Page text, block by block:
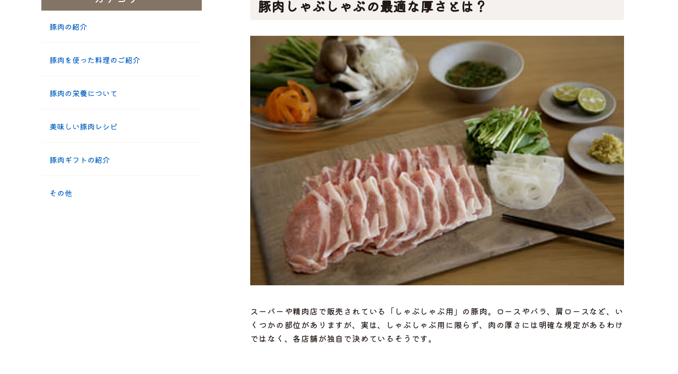
豚肉しゃぶしゃぶの最適な厚さとは？
スーパーや精肉店で販売されている「しゃぶしゃぶ用」の豚肉。ロースやバラ、肩ロースなど、い
くつかの部位がありますが、実は、しゃぶしゃぶ用に限らず、肉の厚さには明確な規定があるわけ
ではなく、各店舗が独自で決めているそうです。
豚肉の紹介
豚肉を使った料理のご紹介
豚肉の栄養について
美味しい豚肉レシピ
豚肉ギフトの紹介
その他